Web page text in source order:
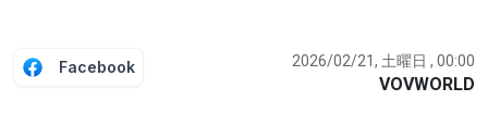
Facebook 2026/02/21, 土曜日 , 00:00
VOVWORLD